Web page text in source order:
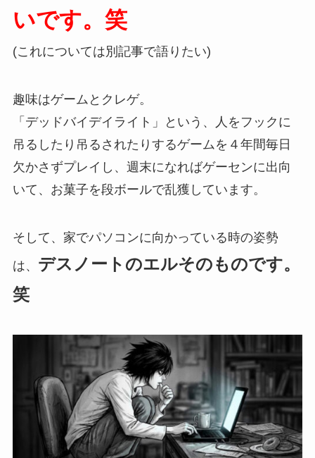
いです。笑
(これについては別記事で語りたい)
趣味はゲームとクレゲ。
「デッドバイデイライト」という、人をフックに
吊るしたり吊るされたりするゲームを４年間毎日
欠かさずプレイし、週末になればゲーセンに出向
いて、お菓子を段ボールで乱獲しています。
そして、家でパソコンに向かっている時の姿勢
は、 デスノートのエルそのものです。
笑